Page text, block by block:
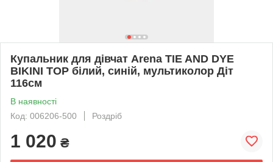
Купальник для дівчат Arena TIE AND DYE
BIKINI TOP білий, синій, мультиколор Діт
116см
В наявності
Код: 006206-500
Роздріб
1 020 ₴